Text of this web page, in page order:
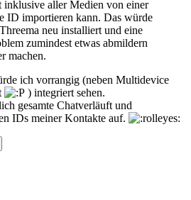
inklusive aller Medien von einer
ID importieren kann. Das würde
neu installiert und eine
zumindest etwas abmildern
machen.
ich vorrangig (neben Multidevice
) integriert sehen.
gesamte Chatverläuft und
IDs meiner Kontakte auf.